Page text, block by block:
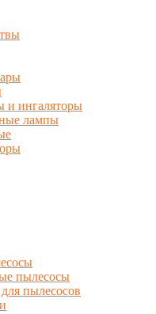
и ингаляторы
лампы
пылесосы
пылесосов